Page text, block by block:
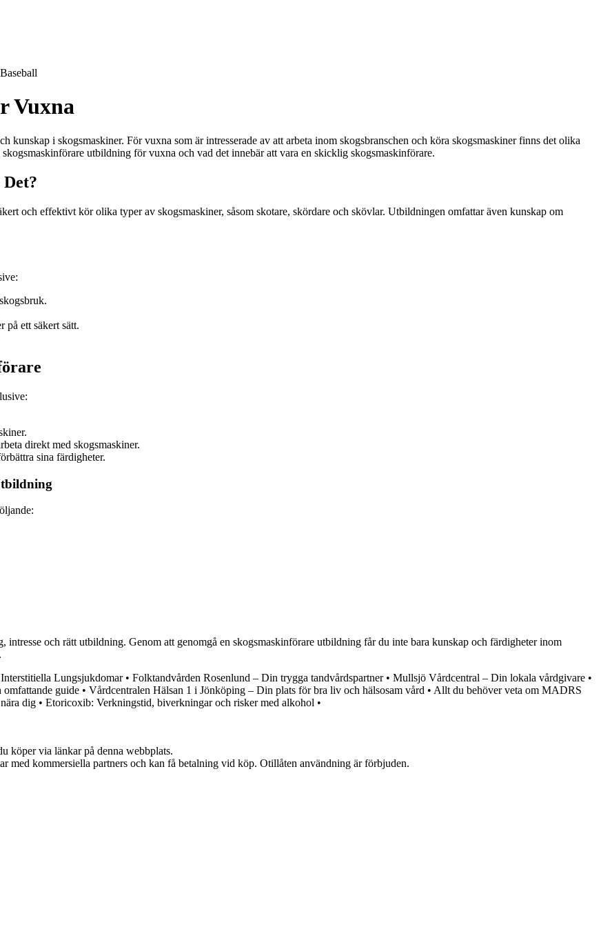
Baseball
Vuxna
i skogsmaskiner. För vuxna som är intresserade av att arbeta inom skogsbranschen och köra skogsmaskiner finns det olika
utbildning för vuxna och vad det innebär att vara en skicklig skogsmaskinförare.
och effektivt kör olika typer av skogsmaskiner, såsom skotare, skördare och skövlar. Utbildningen omfattar även kunskap om
på ett säkert sätt.
direkt med skogsmaskiner.
sina färdigheter.
intresse och rätt utbildning. Genom att genomgå en skogsmaskinförare utbildning får du inte bara kunskap och färdigheter inom
Lungsjukdomar• Folktandvården Rosenlund – Din trygga tandvårdspartner• Mullsjö Vårdcentral – Din lokala vårdgivare •
guide • Vårdcentralen Hälsan 1 i Jönköping – Din plats för bra liv och hälsosam vård • Allt du behöver veta om MADRS
dig • Etoricoxib: Verkningstid, biverkningar och risker med alkohol •
köper via länkar på denna webbplats.
med kommersiella partners och kan få betalning vid köp. Otillåten användning är förbjuden.